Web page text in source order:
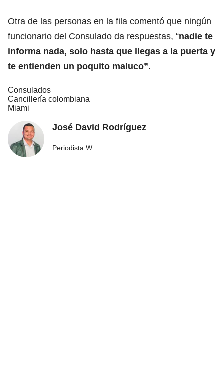
Otra de las personas en la fila comentó que ningún
funcionario del Consulado da respuestas, “nadie te
informa nada, solo hasta que llegas a la puerta y
te entienden un poquito maluco”.
Consulados
Cancillería colombiana
Miami
José David Rodríguez
Periodista W.